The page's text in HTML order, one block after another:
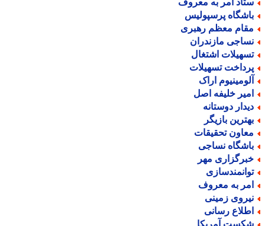
امر به معروف
پرسپولیس
معظم رهبری
مازندران
اشتغال
تسهیلات
اراک
خلیفه اصل
دوستانه
بازیگر
تحقیقات
نساجی
مهر
به معروف
زمینی
رسانی